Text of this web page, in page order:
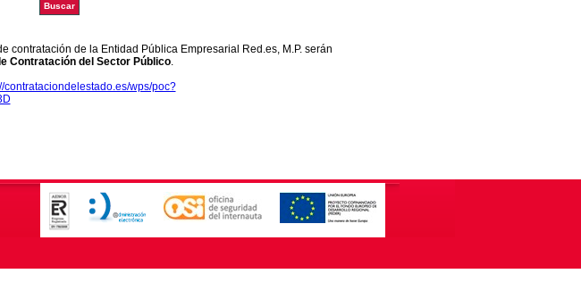
contratación de la Entidad Pública Empresarial Red.es, M.P. serán
Contratación del Sector Público.
contrataciondelestado.es/wps/poc?